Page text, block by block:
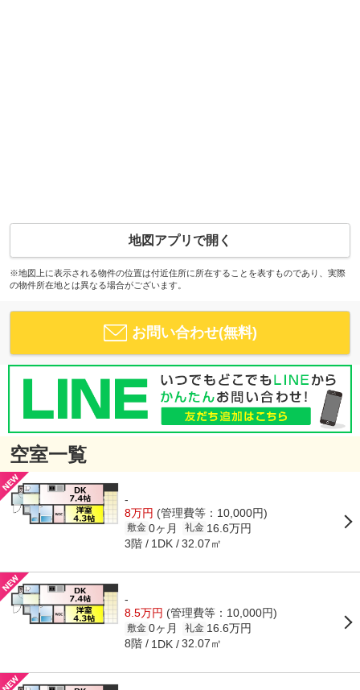
地図アプリで開く
※地図上に表示される物件の位置は付近住所に所在することを表すものであり、実際
の物件所在地とは異なる場合がございます。
お問い合わせ(無料)
空室一覧
-
8万円 (管理費等：10,000円)
敷金 0ヶ月 礼金 16.6万円
3階 1DK 32.07㎡
-
8.5万円 (管理費等：10,000円)
敷金 0ヶ月 礼金 16.6万円
8階 1DK 32.07㎡